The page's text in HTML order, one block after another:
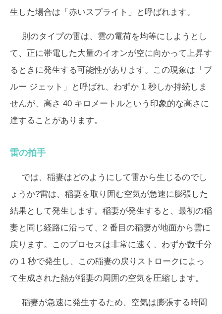
生した場合は「赤いスプライト」と呼ばれます。
別のタイプの雷は、雲の電荷を均等にしようとし
て、正に帯電した大量のイオンが空に向かって上昇す
るときに発生する可能性があります。この現象は「ブ
ルー ジェット」と呼ばれ、わずか 1 秒しか持続しま
せんが、高さ 40 キロメートルという印象的な高さに
達することがあります。
雷の拍手
では、稲妻はどのようにして雷から生じるのでし
ょうか?雷は、稲妻を取り囲む空気が急速に膨張した
結果として発生します。稲妻が発生すると、最初の稲
妻と同じ経路に沿って、2 番目の稲妻が地面から雲に
戻ります。このプロセスは非常に速く、わずか数千分
の 1 秒で発生し、この稲妻の戻りストロークによっ
て生成された熱が稲妻の周囲の空気を圧縮します。
稲妻が急速に発生するため、空気は膨張する時間